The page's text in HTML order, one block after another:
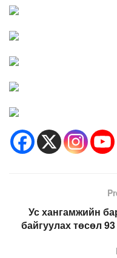
Ус хангамжийн
байгуулах төсөл